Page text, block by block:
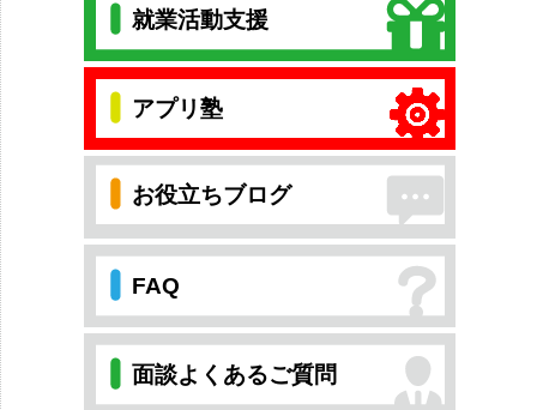
就業活動支援
アプリ塾
お役立ちブログ
FAQ
面談よくあるご質問